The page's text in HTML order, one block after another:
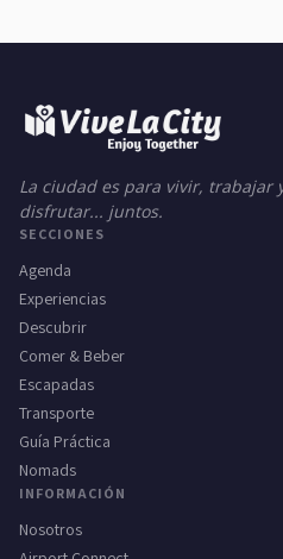
La ciudad es para vivir, trabajar
disfrutar... juntos.
SECCIONES
Agenda
Experiencias
Descubrir
Comer & Beber
Escapadas
Transporte
Guía Práctica
Nomads
INFORMACIÓN
Nosotros